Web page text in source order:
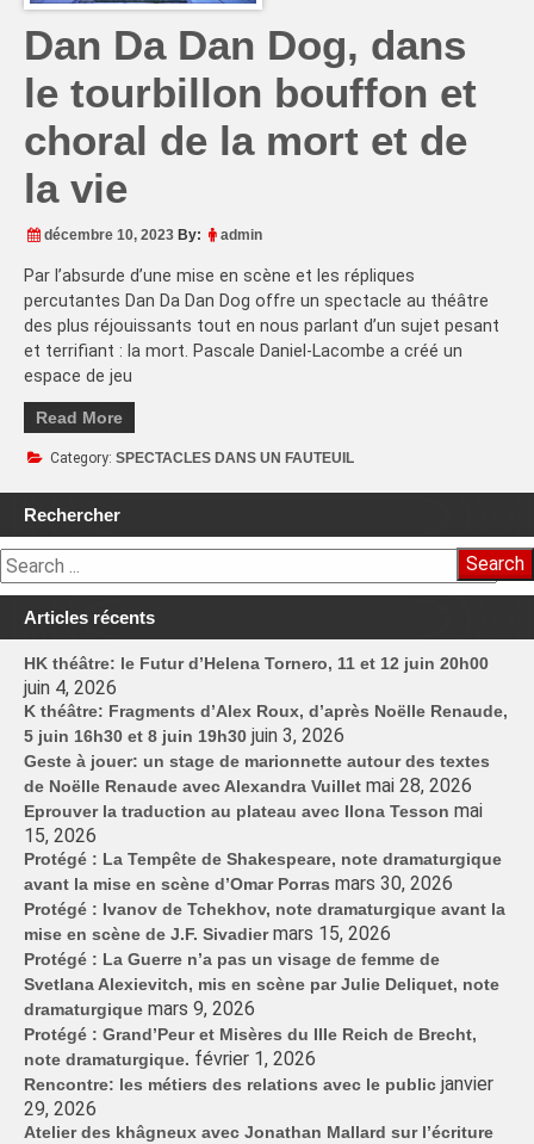
Dan Da Dan Dog, dans
le tourbillon bouffon et
choral de la mort et de
la vie
décembre 10, 2023 By: admin
Par l’absurde d’une mise en scène et les répliques
percutantes Dan Da Dan Dog offre un spectacle au théâtre
des plus réjouissants tout en nous parlant d’un sujet pesant
et terrifiant : la mort. Pascale Daniel-Lacombe a créé un
espace de jeu
Read More
Category: SPECTACLES DANS UN FAUTEUIL
Rechercher
Search
Articles récents
HK théâtre: le Futur d’Helena Tornero, 11 et 12 juin 20h00
juin 4, 2026
K théâtre: Fragments d’Alex Roux, d’après Noëlle Renaude,
5 juin 16h30 et 8 juin 19h30 juin 3, 2026
Geste à jouer: un stage de marionnette autour des textes
de Noëlle Renaude avec Alexandra Vuillet mai 28, 2026
Eprouver la traduction au plateau avec Ilona Tesson mai
15, 2026
Protégé : La Tempête de Shakespeare, note dramaturgique
avant la mise en scène d’Omar Porras mars 30, 2026
Protégé : Ivanov de Tchekhov, note dramaturgique avant la
mise en scène de J.F. Sivadier mars 15, 2026
Protégé : La Guerre n’a pas un visage de femme de
Svetlana Alexievitch, mis en scène par Julie Deliquet, note
dramaturgique mars 9, 2026
Protégé : Grand’Peur et Misères du IIIe Reich de Brecht,
note dramaturgique. février 1, 2026
Rencontre: les métiers des relations avec le public janvier
29, 2026
Atelier des khâgneux avec Jonathan Mallard sur l’écriture